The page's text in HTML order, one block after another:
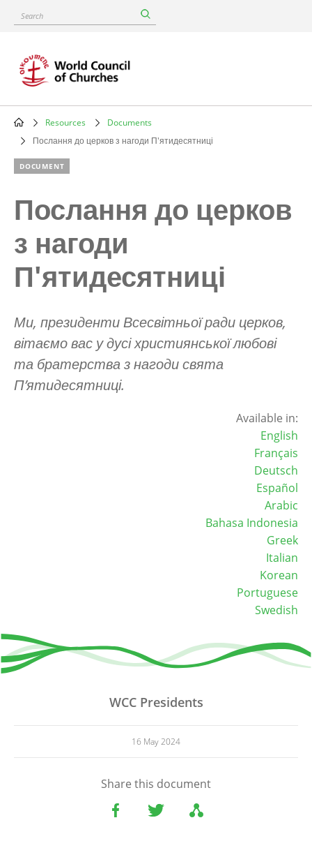
content
Search
Breadcrumb
Resources
Documents
Послання до церков з нагоди П'ятидесятниці
DOCUMENT
Послання до церков
з нагоди
П'ятидесятниці
Ми, президенти Всесвітньої ради церков,
вітаємо вас у дусі християнської любові
та братерства з нагоди свята
П’ятидесятниці.
Available in:
English
Français
Deutsch
Español
Arabic
Bahasa Indonesia
Greek
Italian
Korean
Portuguese
Swedish
WCC Presidents
16 May 2024
Share this document